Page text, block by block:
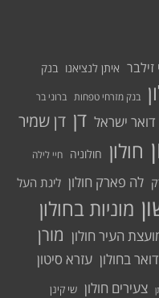
זילבר איתן לנציאנו בנק
בנק מזרחי טפחות ברוני בר
דואר ישראל דן דן שמיר
חולון חולוניה חיי לילה
לה פארק חולון ליגת העל
מוניות בחולון
העיר חולון מורן
בחולון עזרא סיטון
צעירים חולון שי קינן